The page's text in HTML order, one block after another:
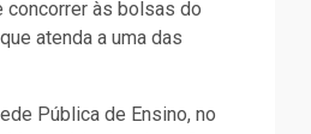
concorrer às bolsas do
atenda a uma das
Pública de Ensino, no